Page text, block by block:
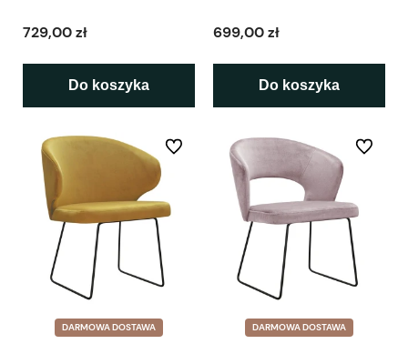
729,00 zł
Do koszyka
699,00 zł
Do koszyka
DARMOWA DOSTAWA
Do ulubionych
DARMOWA DOSTAWA
Do